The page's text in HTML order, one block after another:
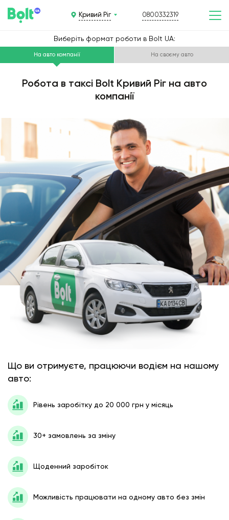
Кривий Ріг 0800332319
Виберіть формат роботи в Bolt UA:
На авто компанії На своєму авто
Робота в таксі Bolt Кривий Ріг на авто
компанії
Що ви отримуєте, працюючи водієм на нашому
авто:
Рівень заробітку до 20 000 грн у місяць
30+ замовлень за зміну
Щоденний заробіток
Можливість працювати на одному авто без змін